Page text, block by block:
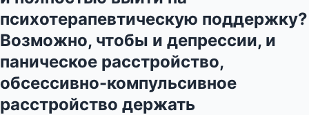
психотерапевтическую поддержку?
Возможно, чтобы и депрессии, и
паническое расстройство,
обсессивно-компульсивное
расстройство держать